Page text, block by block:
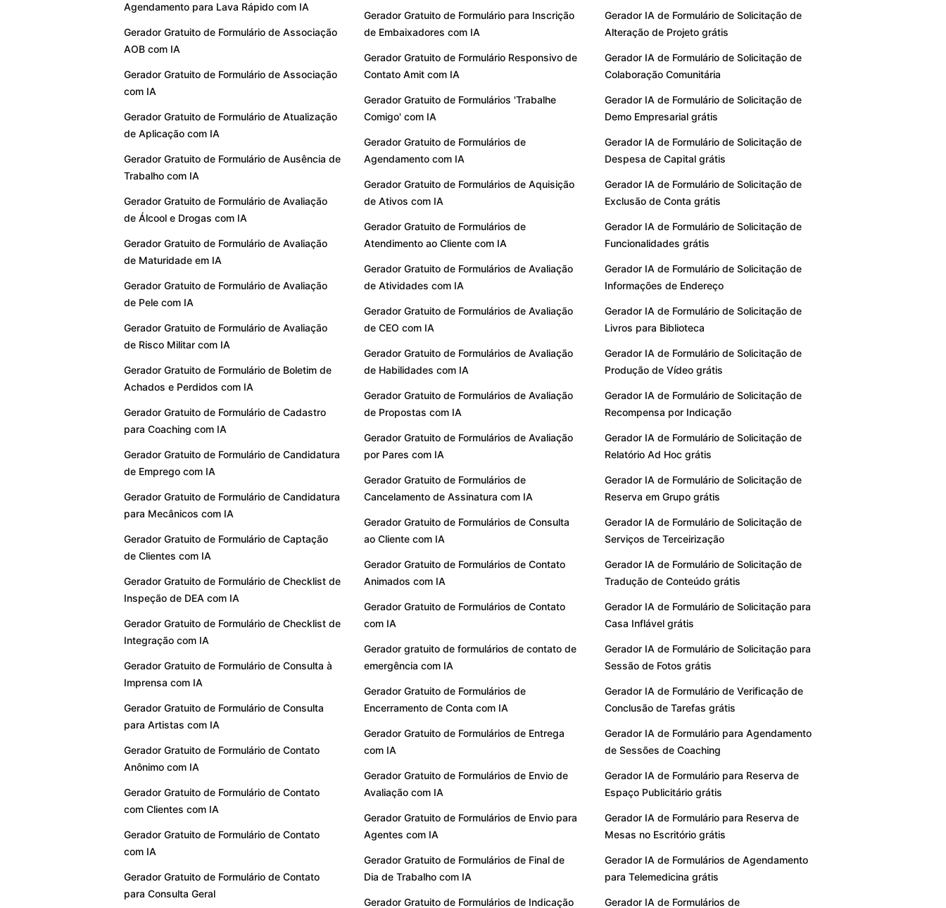
Agendamento para Lava Rápido com IA
Gerador Gratuito de Formulário de Associação
AOB com IA
Gerador Gratuito de Formulário de Associação
com IA
Gerador Gratuito de Formulário de Atualização
de Aplicação com IA
Gerador Gratuito de Formulário de Ausência de
Trabalho com IA
Gerador Gratuito de Formulário de Avaliação
de Álcool e Drogas com IA
Gerador Gratuito de Formulário de Avaliação
de Maturidade em IA
Gerador Gratuito de Formulário de Avaliação
de Pele com IA
Gerador Gratuito de Formulário de Avaliação
de Risco Militar com IA
Gerador Gratuito de Formulário de Boletim de
Achados e Perdidos com IA
Gerador Gratuito de Formulário de Cadastro
para Coaching com IA
Gerador Gratuito de Formulário de Candidatura
de Emprego com IA
Gerador Gratuito de Formulário de Candidatura
para Mecânicos com IA
Gerador Gratuito de Formulário de Captação
de Clientes com IA
Gerador Gratuito de Formulário de Checklist de
Inspeção de DEA com IA
Gerador Gratuito de Formulário de Checklist de
Integração com IA
Gerador Gratuito de Formulário de Consulta à
Imprensa com IA
Gerador Gratuito de Formulário de Consulta
para Artistas com IA
Gerador Gratuito de Formulário de Contato
Anônimo com IA
Gerador Gratuito de Formulário de Contato
com Clientes com IA
Gerador Gratuito de Formulário de Contato
com IA
Gerador Gratuito de Formulário de Contato
para Consulta Geral
Gerador Gratuito de Formulário para Inscrição
de Embaixadores com IA
Gerador Gratuito de Formulário Responsivo de
Contato Amit com IA
Gerador Gratuito de Formulários 'Trabalhe
Comigo' com IA
Gerador Gratuito de Formulários de
Agendamento com IA
Gerador Gratuito de Formulários de Aquisição
de Ativos com IA
Gerador Gratuito de Formulários de
Atendimento ao Cliente com IA
Gerador Gratuito de Formulários de Avaliação
de Atividades com IA
Gerador Gratuito de Formulários de Avaliação
de CEO com IA
Gerador Gratuito de Formulários de Avaliação
de Habilidades com IA
Gerador Gratuito de Formulários de Avaliação
de Propostas com IA
Gerador Gratuito de Formulários de Avaliação
por Pares com IA
Gerador Gratuito de Formulários de
Cancelamento de Assinatura com IA
Gerador Gratuito de Formulários de Consulta
ao Cliente com IA
Gerador Gratuito de Formulários de Contato
Animados com IA
Gerador Gratuito de Formulários de Contato
com IA
Gerador gratuito de formulários de contato de
emergência com IA
Gerador Gratuito de Formulários de
Encerramento de Conta com IA
Gerador Gratuito de Formulários de Entrega
com IA
Gerador Gratuito de Formulários de Envio de
Avaliação com IA
Gerador Gratuito de Formulários de Envio para
Agentes com IA
Gerador Gratuito de Formulários de Final de
Dia de Trabalho com IA
Gerador Gratuito de Formulários de Indicação
Gerador IA de Formulário de Solicitação de
Alteração de Projeto grátis
Gerador IA de Formulário de Solicitação de
Colaboração Comunitária
Gerador IA de Formulário de Solicitação de
Demo Empresarial grátis
Gerador IA de Formulário de Solicitação de
Despesa de Capital grátis
Gerador IA de Formulário de Solicitação de
Exclusão de Conta grátis
Gerador IA de Formulário de Solicitação de
Funcionalidades grátis
Gerador IA de Formulário de Solicitação de
Informações de Endereço
Gerador IA de Formulário de Solicitação de
Livros para Biblioteca
Gerador IA de Formulário de Solicitação de
Produção de Vídeo grátis
Gerador IA de Formulário de Solicitação de
Recompensa por Indicação
Gerador IA de Formulário de Solicitação de
Relatório Ad Hoc grátis
Gerador IA de Formulário de Solicitação de
Reserva em Grupo grátis
Gerador IA de Formulário de Solicitação de
Serviços de Terceirização
Gerador IA de Formulário de Solicitação de
Tradução de Conteúdo grátis
Gerador IA de Formulário de Solicitação para
Casa Inflável grátis
Gerador IA de Formulário de Solicitação para
Sessão de Fotos grátis
Gerador IA de Formulário de Verificação de
Conclusão de Tarefas grátis
Gerador IA de Formulário para Agendamento
de Sessões de Coaching
Gerador IA de Formulário para Reserva de
Espaço Publicitário grátis
Gerador IA de Formulário para Reserva de
Mesas no Escritório grátis
Gerador IA de Formulários de Agendamento
para Telemedicina grátis
Gerador IA de Formulários de